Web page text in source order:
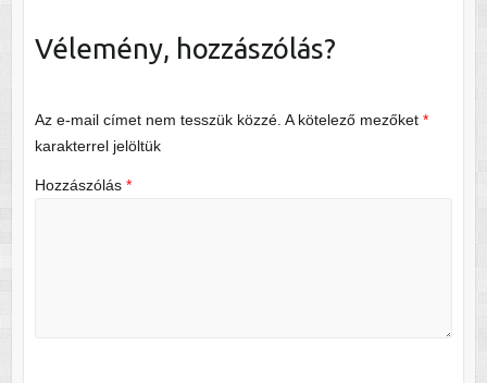
Vélemény, hozzászólás?
Az e-mail címet nem tesszük közzé. A kötelező mezőket *
karakterrel jelöltük
Hozzászólás *